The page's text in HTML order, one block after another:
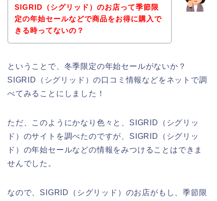
SIGRID（シグリッド）のお店って季節限
定の年始セールなどで商品をお得に購入で
きる時ってないの？
ということで、冬季限定の年始セールがないか？
SIGRID（シグリッド）の口コミ情報などをネットで調
べてみることにしました！
ただ、このようにかなり色々と、SIGRID（シグリッ
ド）のサイトを調べたのですが、SIGRID（シグリッ
ド）の年始セールなどの情報をみつけることはできま
せんでした。
なので、SIGRID（シグリッド）のお店がもし、季節限